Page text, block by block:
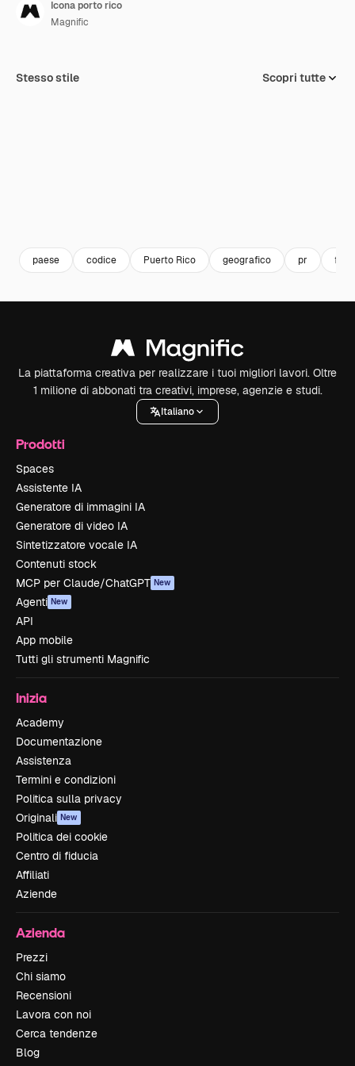
Icona porto rico
Magnific
Stesso stile Scopri tutte
paese codice Puerto Rico geografico pr
La piattaforma creativa per realizzare i tuoi migliori lavori. Oltre
1 milione di abbonati tra creativi, imprese, agenzie e studi.
Italiano
Prodotti
Spaces
Assistente IA
Generatore di immagini IA
Generatore di video IA
Sintetizzatore vocale IA
Contenuti stock
MCP per Claude/ChatGPT New
Agenti New
API
App mobile
Tutti gli strumenti Magnific
Inizia
Academy
Documentazione
Assistenza
Termini e condizioni
Politica sulla privacy
Originali New
Politica dei cookie
Centro di fiducia
Affiliati
Aziende
Azienda
Prezzi
Chi siamo
Recensioni
Lavora con noi
Cerca tendenze
Blog